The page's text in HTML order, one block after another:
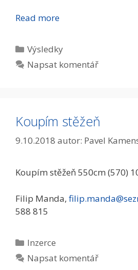
Read more
Rubriky
Výsledky
Napsat komentář
Koupím stěžeň
9.10.2018 autor: Pavel
Koupím stěžeň 550cm (570)
Filip Manda,
588 815
Rubriky
Inzerce
Napsat komentář